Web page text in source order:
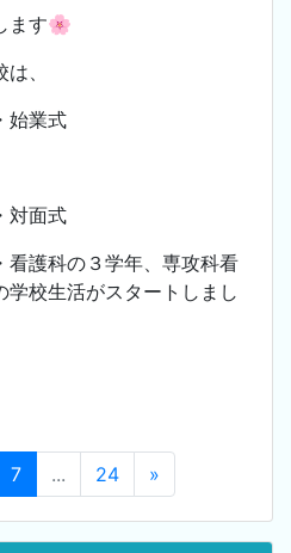
ます🌸
、
始業式
対面式
看護科の３学年、専攻科看
校生活がスタートしまし
7 ... 24 »